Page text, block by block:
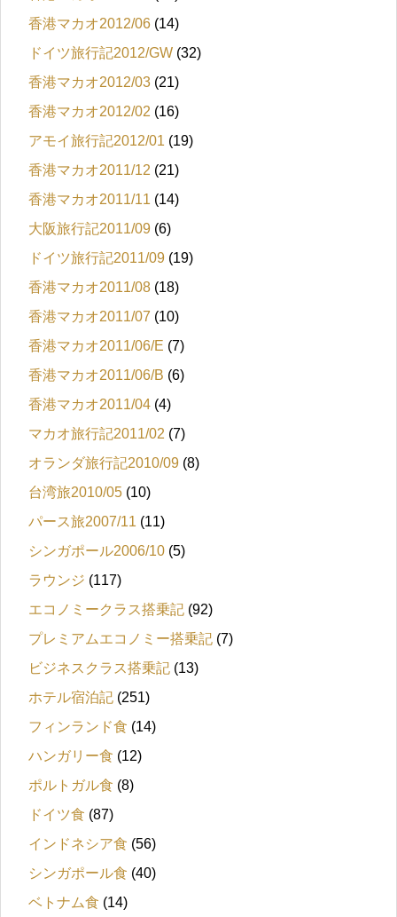
香港マカオ2012/06 (14)
ドイツ旅行記2012/GW (32)
香港マカオ2012/03 (21)
香港マカオ2012/02 (16)
アモイ旅行記2012/01 (19)
香港マカオ2011/12 (21)
香港マカオ2011/11 (14)
大阪旅行記2011/09 (6)
ドイツ旅行記2011/09 (19)
香港マカオ2011/08 (18)
香港マカオ2011/07 (10)
香港マカオ2011/06/E (7)
香港マカオ2011/06/B (6)
香港マカオ2011/04 (4)
マカオ旅行記2011/02 (7)
オランダ旅行記2010/09 (8)
台湾旅2010/05 (10)
パース旅2007/11 (11)
シンガポール2006/10 (5)
ラウンジ (117)
エコノミークラス搭乗記 (92)
プレミアムエコノミー搭乗記 (7)
ビジネスクラス搭乗記 (13)
ホテル宿泊記 (251)
フィンランド食 (14)
ハンガリー食 (12)
ポルトガル食 (8)
ドイツ食 (87)
インドネシア食 (56)
シンガポール食 (40)
ベトナム食 (14)